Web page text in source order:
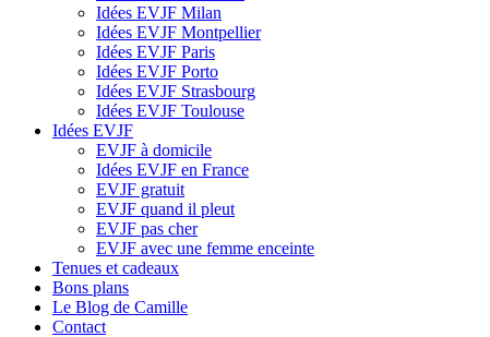
Idées EVJF Milan
Idées EVJF Montpellier
Idées EVJF Paris
Idées EVJF Porto
Idées EVJF Strasbourg
Idées EVJF Toulouse
Idées EVJF
EVJF à domicile
Idées EVJF en France
EVJF gratuit
EVJF quand il pleut
EVJF pas cher
EVJF avec une femme enceinte
Tenues et cadeaux
Bons plans
Le Blog de Camille
Contact